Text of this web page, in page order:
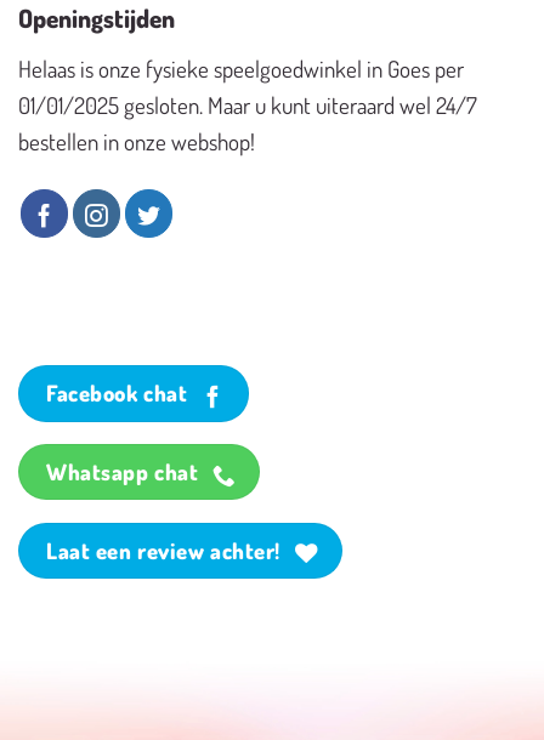
Openingstijden
Helaas is onze fysieke speelgoedwinkel in Goes per
01/01/2025 gesloten. Maar u kunt uiteraard wel 24/7
bestellen in onze webshop!
Facebook chat
Whatsapp chat
Laat een review achter!